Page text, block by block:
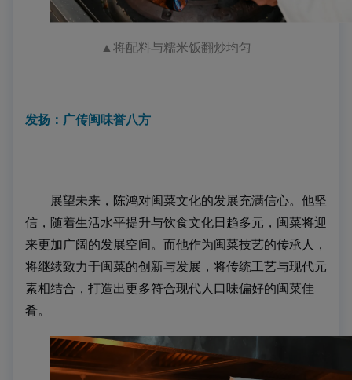
▲ 将配料与糯米饭翻炒均匀
发扬：广传闽味誉八方
展望未来，陈鸿对闽菜文化的发展充满信心。他坚
信，随着生活水平提升与饮食文化日趋多元 ， 闽菜将迎
来更加广阔的发展空间。而他作为闽菜技艺的传承人，
将继续致力于闽菜的创新与发展，将传统工艺与现代元
素相结合，打造出更多符合现代人口味偏好的闽菜佳
肴。